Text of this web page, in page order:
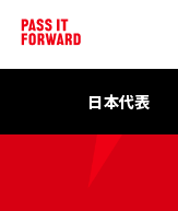
日本代表